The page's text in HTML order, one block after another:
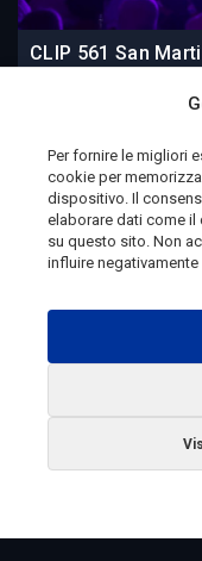
Per fornire le migliori
cookie per
dispositivo. Il
elaborare dati come
su questo sito. Non
influire
CLIP 561 San
2 giorni fa
Telemolise - reg.
10/08/1982 -
Testata Giornalistica
Campobasso n. 224
ANTONIO DI LALLO
Radio Tele Molise